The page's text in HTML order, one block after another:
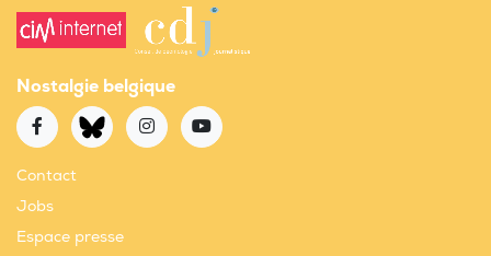
Nostalgie belgique
Contact
Jobs
Espace presse